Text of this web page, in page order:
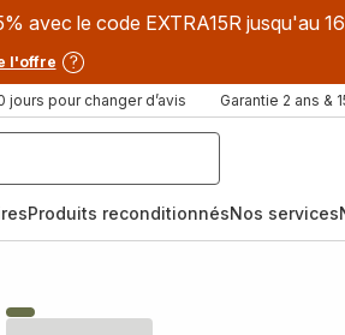
avec le code EXTRA15R jusqu'au
l'offre
jours pour changer d’avis Garantie 2 ans &
Produits reconditionnésNos services